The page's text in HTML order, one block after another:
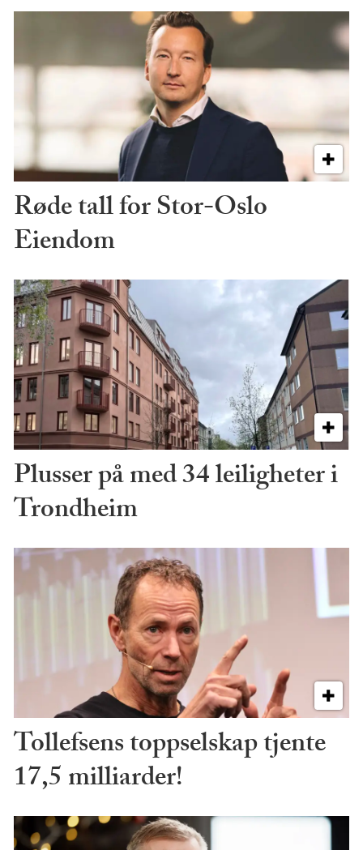
Røde tall for Stor-Oslo
Eiendom
Plusser på med 34 leiligheter i
Trondheim
Tollefsens toppselskap tjente
17,5 milliarder!